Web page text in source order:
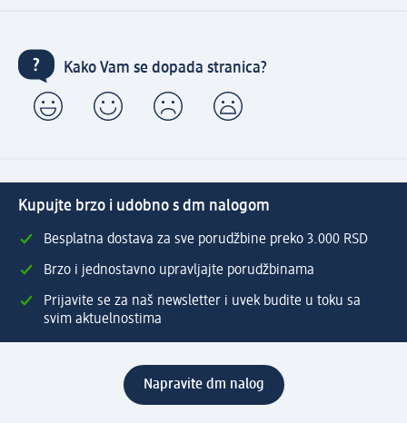
Kako Vam se dopada stranica?
Kupujte brzo i udobno s dm nalogom
Besplatna dostava za sve porudžbine preko 3.000 RSD
Brzo i jednostavno upravljajte porudžbinama
Prijavite se za naš newsletter i uvek budite u toku sa
svim aktuelnostima
Napravite dm nalog